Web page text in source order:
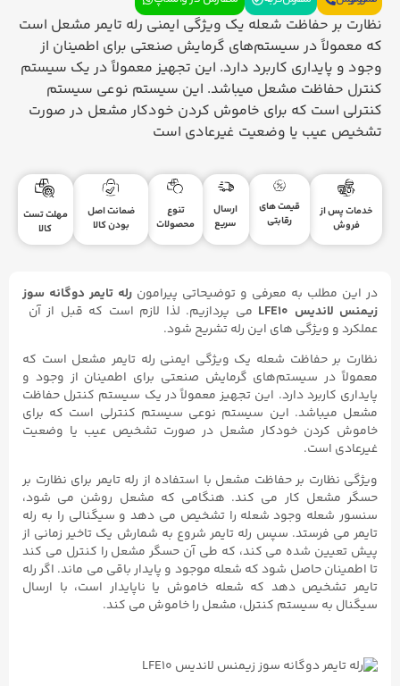
نظارت بر حفاظت شعله یک ویژگی ایمنی رله تایمر مشعل است
که معمولاً در سیستم‌های گرمایش صنعتی برای اطمینان از
وجود و پایداری کاربرد دارد. این تجهیز معمولاً در یک سیستم
کنترل حفاظت مشعل میباشد. این سیستم نوعی سیستم
کنترلی است که برای خاموش کردن خودکار مشعل در صورت
تشخیص عیب یا وضعیت غیرعادی است
خدمات پس از
فروش
قیمت های
رقابتی
ارسال
سریع
تنوع
محصولات
ضمانت اصل
بودن کالا
مهلت تست
کالا
در این مطلب به معرفی و توضیحاتی پیرامون رله تایمر دوگانه سوز
زیمنس لاندیس LFE10
می پردازیم. لذا لازم است که قبل از آن
عملکرد و ویژگی های این رله تشریح شود.
نظارت بر حفاظت شعله یک ویژگی ایمنی رله تایمر مشعل است که
معمولاً در سیستم‌های گرمایش صنعتی برای اطمینان از وجود و
پایداری کاربرد دارد. این تجهیز معمولاً در یک سیستم کنترل حفاظت
مشعل میباشد. این سیستم نوعی سیستم کنترلی است که برای
خاموش کردن خودکار مشعل در صورت تشخیص عیب یا وضعیت
غیرعادی است.
ویژگی نظارت بر حفاظت مشعل با استفاده از رله تایمر برای نظارت بر
حسگر مشعل کار می کند. هنگامی که مشعل روشن می شود،
سنسور شعله وجود شعله را تشخیص می دهد و سیگنالی را به رله
تایمر می فرستد. سپس رله تایمر شروع به شمارش یک تاخیر زمانی از
پیش تعیین شده می کند، که طی آن حسگر مشعل را کنترل می کند
تا اطمینان حاصل شود که شعله موجود و پایدار باقی می ماند. اگر رله
تایمر تشخیص دهد که شعله خاموش یا ناپایدار است، با ارسال
سیگنال به سیستم کنترل، مشعل را خاموش می کند.